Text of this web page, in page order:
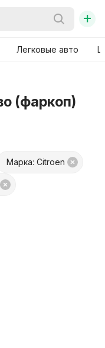
+
Легковые авто
(фаркоп)
Марка: Citroen